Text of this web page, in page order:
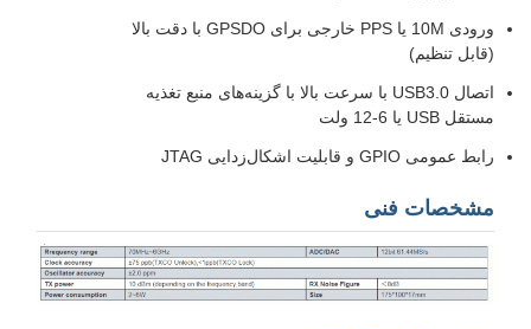
ورودی 10M یا PPS خارجی برای GPSDO با دقت بالا
(قابل تنظیم)
اتصال USB3.0 با سرعت بالا با گزینه‌های منبع تغذیه
مستقل USB یا 6-12 ولت
رابط عمومی GPIO و قابلیت اشکال‌زدایی JTAG
مشخصات فنی